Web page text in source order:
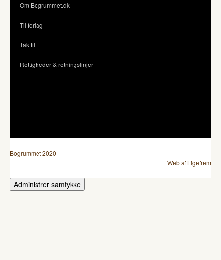
Om Bogrummet.dk
Til forlag
Tak til
Rettigheder & retningslinjer
Bogrummet 2020
Web af Ligefrem
Administrer samtykke